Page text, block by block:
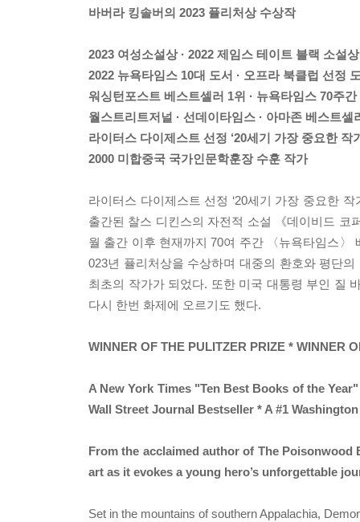
바버라 킹솔버의 2023 퓰리처상 수상작
2023 여성소설상 · 2022 제임스 테이트 블랙 소설상
2022 뉴욕타임스 10대 도서 · 오프라 북클럽 선정
워싱턴포스트 베스트셀러 1위 · 뉴욕타임스 70주
월스트리트저널 · 선데이타임스 · 아마존 베스트셀
라이터스 다이제스트 선정 ‘20세기 가장 중요한 작
2000 미합중국 국가인문학훈장 수훈 작가
라이터스 다이제스트 선정 ‘20세기 가장 중요한
출간된 찰스 디킨스의 자전적 소설 《데이비드 코
월 출간 이후 현재까지 70여 주간 〈뉴욕타임스〉
023년 퓰리처상을 수상하며 대중의 환호와 평단
최초의 작가가 되었다. 또한 미국 대통령 부인 질
다시 한번 화제에 오르기도 했다.
WINNER OF THE PULITZER PRIZE * WINNER
A New York Times "Ten Best Books of the
Wall Street Journal Bestseller * A #1
From the acclaimed author of The
art as it evokes a young hero’s unforgettable
Set in the mountains of southern Appalachia,